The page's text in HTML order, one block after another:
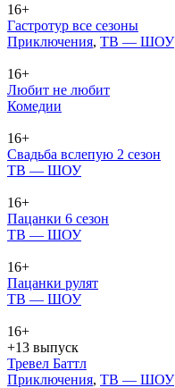
16+
Гастротур все сезоны
При­клю­че­ния, ТВ — ШОУ
16+
Любит не любит
Ко­ме­дии
16+
Свадьба вслепую 2 сезон
ТВ — ШОУ
16+
Пацанки 6 сезон
ТВ — ШОУ
16+
Пацанки рулят
ТВ — ШОУ
16+
+13 выпуск
Тревел Баттл
При­клю­че­ния, ТВ — ШОУ